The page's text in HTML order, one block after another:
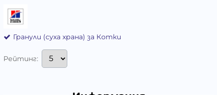
Гранули (суха храна) за Котки
Рейтинг: